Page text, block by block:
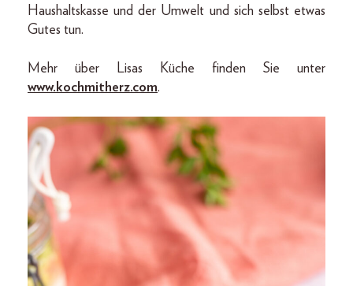
Haushaltskasse und der Umwelt und sich selbst etwas
Gutes tun.
Mehr über Lisas Küche finden Sie unter
www.kochmitherz.com.